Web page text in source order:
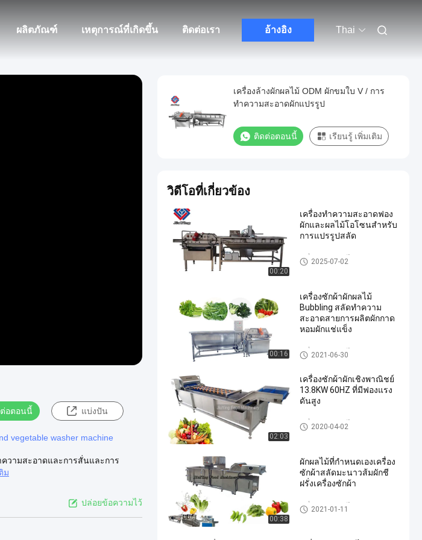
ผลิตภัณฑ์ เหตุการณ์ที่เกิดขึ้น ติดต่อเรา อ้างอิง Thai
อตอนนี้ แบ่งปัน
vegetable washer machine
วามสะอาดและการสั่นและการ
ม
ปล่อยข้อความไว้
เครื่องล้างผักผลไม้ ODM ผักขมใบ V / การ
ทำความสะอาดผักแปรรูป
ติดต่อตอนนี้ เรียนรู้ เพิ่มเติม
วิดีโอที่เกี่ยวข้อง
00:20
เครื่องทำความสะอาดฟอง
ผักและผลไม้โอโซนสำหรับ
การแปรรูปสลัด
เครื่องล้างผักผลไม้
2025-07-02
00:16
เครื่องซักผ้าผักผลไม้
Bubbling สลัดทำความ
สะอาดสายการผลิตผักกาด
หอมผักแช่แข็ง
เครื่องล้างผักผลไม้
2021-06-30
02:03
เครื่องซักผ้าผักเชิงพาณิชย์
13.8KW 60HZ ที่มีฟองแรง
ดันสูง
เครื่องล้างผักผลไม้
2020-04-02
00:38
ผักผลไม้ที่กำหนดเองเครื่อง
ซักผ้าสลัดมะนาวส้มผักชี
ฝรั่งเครื่องซักผ้า
เครื่องล้างผักผลไม้
2021-01-11